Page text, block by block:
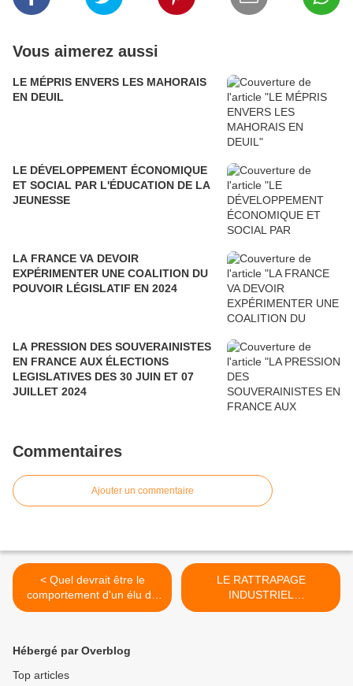
Vous aimerez aussi
LE MÉPRIS ENVERS LES MAHORAIS
EN DEUIL
LE DÉVELOPPEMENT ÉCONOMIQUE
ET SOCIAL PAR L'ÉDUCATION DE LA
JEUNESSE
LA FRANCE VA DEVOIR
EXPÉRIMENTER UNE COALITION DU
POUVOIR LÉGISLATIF EN 2024
LA PRESSION DES SOUVERAINISTES
EN FRANCE AUX ÉLECTIONS
LEGISLATIVES DES 30 JUIN ET 07
JUILLET 2024
Commentaires
Ajouter un commentaire
< Quel devrait être le
comportement d'un élu de
la République ? Pour les
LE RATTRAPAGE
INDUSTRIEL
INDISPENSABLE DE LA
Hébergé par Overblog
Top articles